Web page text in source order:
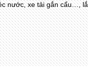
nước, xe tải gắn cẩu…,